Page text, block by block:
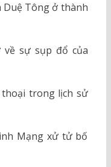
Duệ Tông ở thành
sự sụp đổ của
trong lịch sử
Mạng xử tử bố